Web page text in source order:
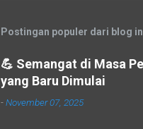
Postingan populer dari blog
💪 Semangat di Masa
yang Baru Dimulai
-November 07, 2025